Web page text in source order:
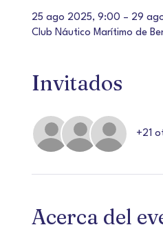
25 ago 2025, 9:00 – 29
Club Náutico Marítimo de
Invitados
+21
Acerca del